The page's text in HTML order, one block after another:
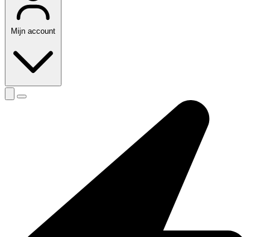
Mijn account